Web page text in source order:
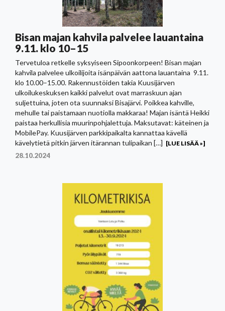
Bisan majan kahvila palvelee lauantaina
9.11. klo 10–15
Tervetuloa retkelle syksyiseen Sipoonkorpeen! Bisan majan
kahvila palvelee ulkoilijoita isänpäivän aattona lauantaina 9.11.
klo 10.00–15.00. Rakennustöiden takia Kuusijärven
ulkoilukeskuksen kaikki palvelut ovat marraskuun ajan
suljettuina, joten ota suunnaksi Bisajärvi. Poikkea kahville,
mehulle tai paistamaan nuotiolla makkaraa! Majan isäntä Heikki
paistaa herkullisia muurinpohjalettuja. Maksutavat: käteinen ja
MobilePay. Kuusijärven parkkipaikalta kannattaa kävellä
kävelytietä pitkin järven itärannan tulipaikan […] [LUE LISÄÄ »]
28.10.2024